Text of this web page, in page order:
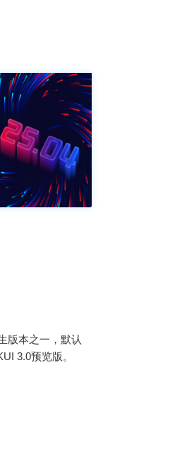
版本之一，默认
3.0预览版。